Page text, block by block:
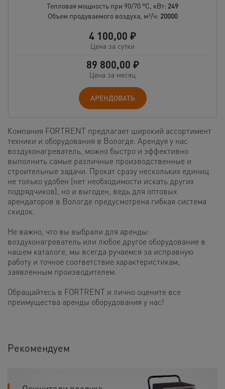
Тепловая мощность при 90/70 °C, кВт: 249
Объем продуваемого воздуха, м³/ч: 20000
4 100,00 ₽
Цена за сутки
89 800,00 ₽
Цена за месяц
АРЕНДОВАТЬ
Компания FORTRENT предлагает широкий ассортимент
техники и оборудования в Вологде. Арендуя у нас
воздухонагреватель, можно быстро и эффективно
выполнить самые различные производственные и
строительные задачи. Прокат сразу нескольких единиц
не только удобен (нет необходимости искать других
подрядчиков), но и выгоден, ведь для оптовых
арендаторов в Вологде предусмотрена гибкая система
скидок.
Не важно, что вы выбрали для аренды:
воздухонагреватель или любое другое оборудование в
нашем каталоге, мы всегда ручаемся за исправную
работу и точное соответствие характеристикам,
заявленным производителем.
Обращайтесь в FORTRENT и лично оцените все
преимущества аренды оборудования у нас!
Рекомендуем